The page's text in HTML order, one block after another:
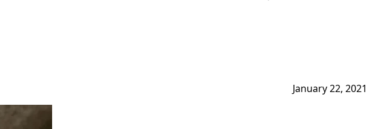
January 22, 2021